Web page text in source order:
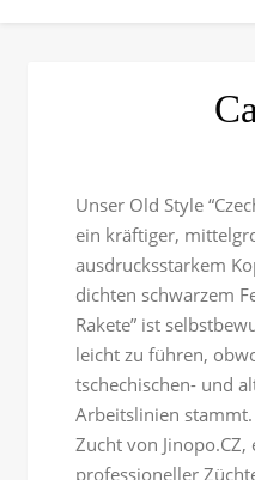
Unser Old Style
ein kräftiger,
ausdrucksstarkem
dichten schwarzem
Rakete” ist
leicht zu führen,
tschechischen- und
Arbeitslinien
Zucht von
professioneller